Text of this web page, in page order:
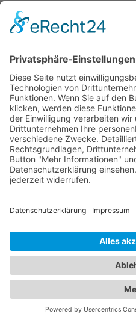
zu verschiedenen
Ob Sie eine
für beide Seiten eine
und Plattform zur
doch einmal auf die
Stuttgart, um weitere
Jetzt
Das ist nah!
Kontakt & Hilfe